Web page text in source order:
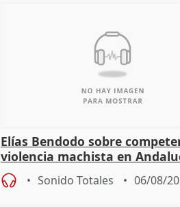
Elías Bendodo sobre
violencia machista en
Sonido Totales 06/08/